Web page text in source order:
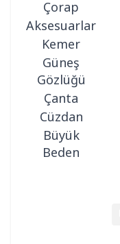
Çorap
Aksesuarlar
Kemer
Güneş
Gözlüğü
Çanta
Cüzdan
Büyük
Beden